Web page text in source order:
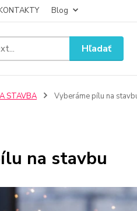
Blog
Hľadať
STAVBA Vyberáme pílu na
na stavbu